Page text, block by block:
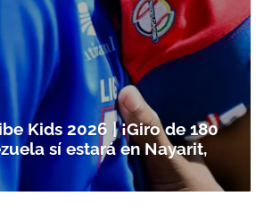
Kids 2026 | ¡Giro de 180
sí estará en Nayarit,